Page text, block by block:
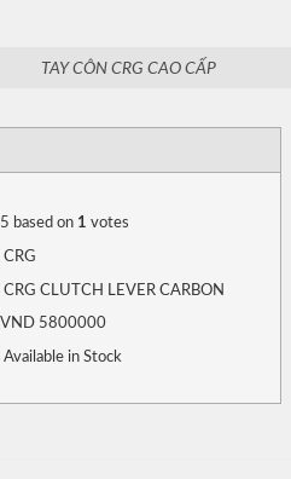
TAY CÔN CRG CAO CẤP
RATING 1
2
3
4
5
5 based on 1 votes
CRG
CRG CLUTCH LEVER CARBON
VND5800000
Available in Stock